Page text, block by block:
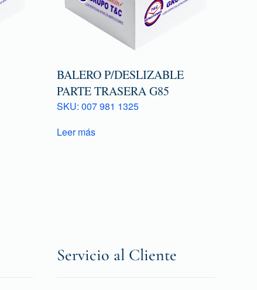
BALERO P/DESLIZABLE
PARTE TRASERA G85
SKU: 007 981 1325
Leer más
Servicio al Cliente